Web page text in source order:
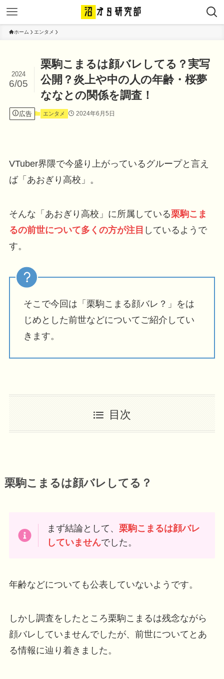
ホーム エンタメ
栗駒こまるは顔バレしてる？実写
公開？炎上や中の人の年齢・桜夢
ななとの関係を調査！
2024
6/05
広告 エンタメ 2024年6月5日
VTuber界隈で今盛り上がっているグループと言え
ば「あおぎり高校」。
そんな「あおぎり高校」に所属している栗駒こま
るの前世について多くの方が注目 しているようで
す。
そこで今回は「栗駒こまる顔バレ？」をは
じめとした前世などについてご紹介してい
きます。
目次
栗駒こまるは顔バレしてる？
まず結論として、栗駒こまるは顔バレ
していませんでした。
年齢などについても公表していないようです。
しかし調査をしたところ栗駒こまるは残念ながら
顔バレしていませんでしたが、前世についてとあ
る情報に辿り着きました。